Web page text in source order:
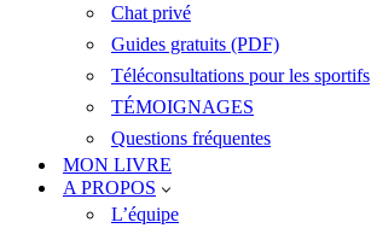
Chat privé
Guides gratuits (PDF)
Téléconsultations pour les sportifs
TÉMOIGNAGES
Questions fréquentes
MON LIVRE
A PROPOS
L’équipe